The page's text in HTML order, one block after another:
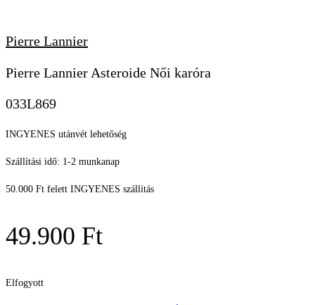
Pierre Lannier
Pierre Lannier Asteroide Női karóra
033L869
INGYENES utánvét lehetőség
Szállítási idő: 1-2 munkanap
50.000 Ft felett INGYENES szállítás
49.900 Ft
Elfogyott